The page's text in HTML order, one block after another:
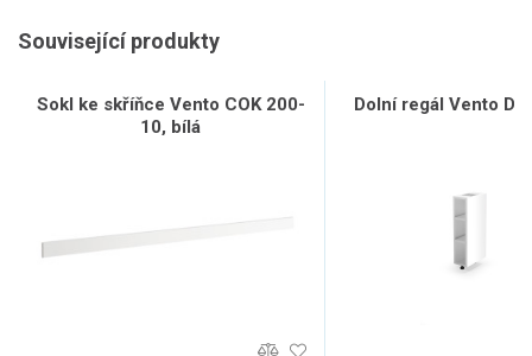
Související produkty
Sokl ke skříňce Vento COK 200-
10, bílá
Dolní regál Vento